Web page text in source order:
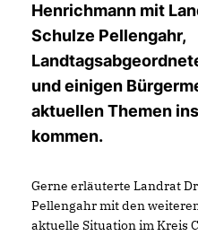
Henrichmann mit
Schulze Pellengahr,
und einigen
aktuellen Themen
kommen.
Gerne erläuterte Landrat
Pellengahr mit den
aktuelle Situation im Kreis